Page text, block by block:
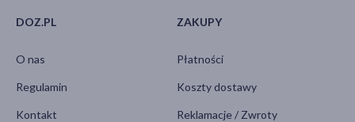
DOZ.PL
O nas
Regulamin
Kontakt
ZAKUPY
Płatności
Koszty dostawy
Reklamacje / Zwroty